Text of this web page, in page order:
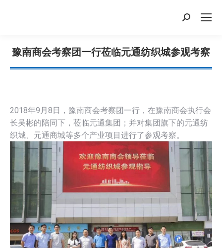
搜
豫南商会考察团一行莅临元通纺织城参观考察
您在这里：
2018年9月8日，豫南商会考察团一行，在豫南商会执行会
长吴彬的陪同下，莅临元通集团；并对集团旗下的元通纺
织城、元通商城等多个产业项目进行了参观考察。